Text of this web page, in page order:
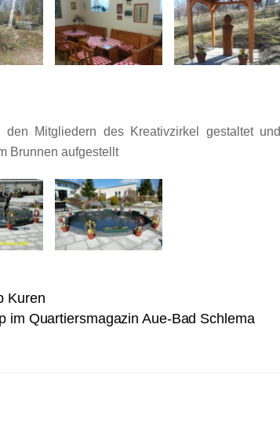
Mitgliedern des Kreativzirkel gestaltet und
Brunnen aufgestellt
Kuren
im Quartiersmagazin Aue-Bad Schlema